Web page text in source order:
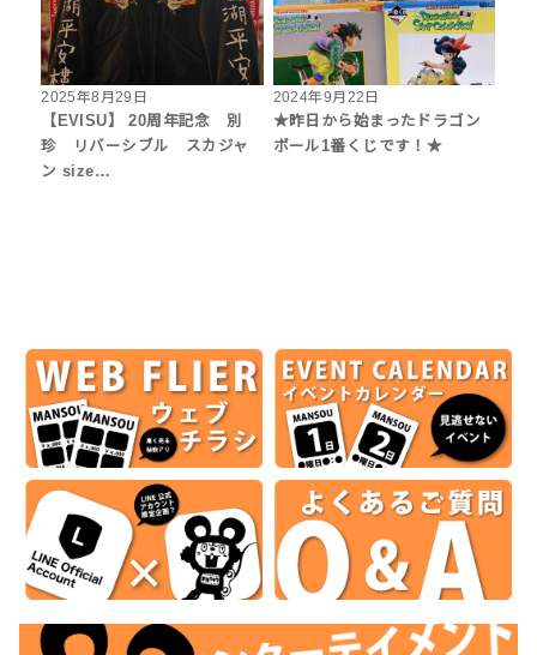
2025年8月29日
【EVISU】 20周年記念 別
珍 リバーシブル スカジャ
ン size…
2024年9月22日
★昨日から始まったドラゴン
ボール1番くじです！★